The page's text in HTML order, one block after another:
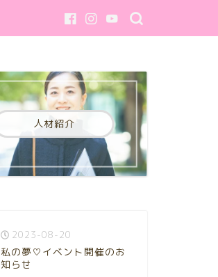
人材紹介
2023-08-20
私の夢♡イベント開催のお
知らせ